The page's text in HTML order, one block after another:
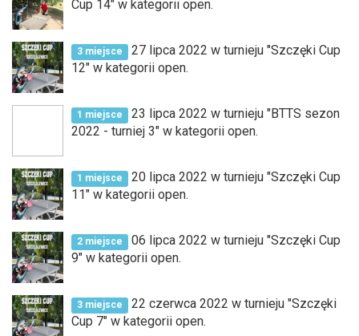
Cup 14" w kategorii open.
3 miejsce
27 lipca 2022 w turnieju "Szczęki Cup
12" w kategorii open.
1 miejsce
23 lipca 2022 w turnieju "BTTS sezon
2022 - turniej 3" w kategorii open.
1 miejsce
20 lipca 2022 w turnieju "Szczęki Cup
11" w kategorii open.
2 miejsce
06 lipca 2022 w turnieju "Szczęki Cup
9" w kategorii open.
3 miejsce
22 czerwca 2022 w turnieju "Szczęki
Cup 7" w kategorii open.